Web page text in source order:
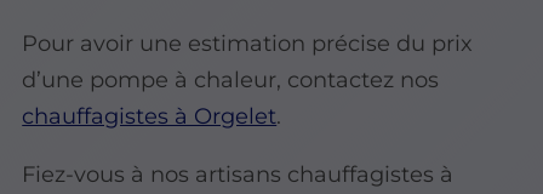
Pour avoir une estimation précise du prix
d’une pompe à chaleur, contactez nos
chauffagistes à Orgelet.
Fiez-vous à nos artisans chauffagistes à